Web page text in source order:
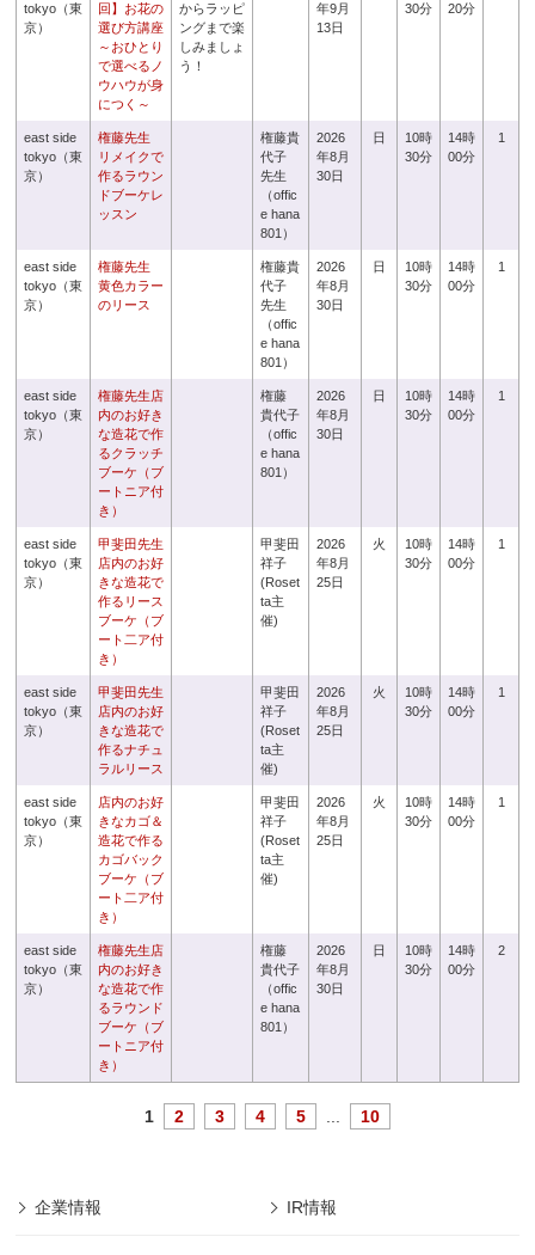
tokyo（東
京）
回】お花の
選び方講座
～おひとり
で選べるノ
ウハウが身
につく～
からラッピ
ングまで楽
しみましょ
う！
年9月
13日
30分
20分
east side
tokyo（東
京）
権藤先生
リメイクで
作るラウン
ドブーケレ
ッスン
権藤貴
代子
先生
（offic
e hana
801）
2026
年8月
30日
日
10時
30分
14時
00分
1
east side
tokyo（東
京）
権藤先生
黄色カラー
のリース
権藤貴
代子
先生
（offic
e hana
801）
2026
年8月
30日
日
10時
30分
14時
00分
1
east side
tokyo（東
京）
権藤先生店
内のお好き
な造花で作
るクラッチ
ブーケ（ブ
ートニア付
き）
権藤
貴代子
（offic
e hana
801）
2026
年8月
30日
日
10時
30分
14時
00分
1
east side
tokyo（東
京）
甲斐田先生
店内のお好
きな造花で
作るリース
ブーケ（ブ
ート二ア付
き）
甲斐田
祥子
(Roset
ta主
催)
2026
年8月
25日
火
10時
30分
14時
00分
1
east side
tokyo（東
京）
甲斐田先生
店内のお好
きな造花で
作るナチュ
ラルリース
甲斐田
祥子
(Roset
ta主
催)
2026
年8月
25日
火
10時
30分
14時
00分
1
east side
tokyo（東
京）
店内のお好
きなカゴ＆
造花で作る
カゴバック
ブーケ（ブ
ート二ア付
き）
甲斐田
祥子
(Roset
ta主
催)
2026
年8月
25日
火
10時
30分
14時
00分
1
east side
tokyo（東
京）
権藤先生店
内のお好き
な造花で作
るラウンド
ブーケ（ブ
ートニア付
き）
権藤
貴代子
（offic
e hana
801）
2026
年8月
30日
日
10時
30分
14時
00分
2
1 2 3 4 5 10
企業情報 IR情報